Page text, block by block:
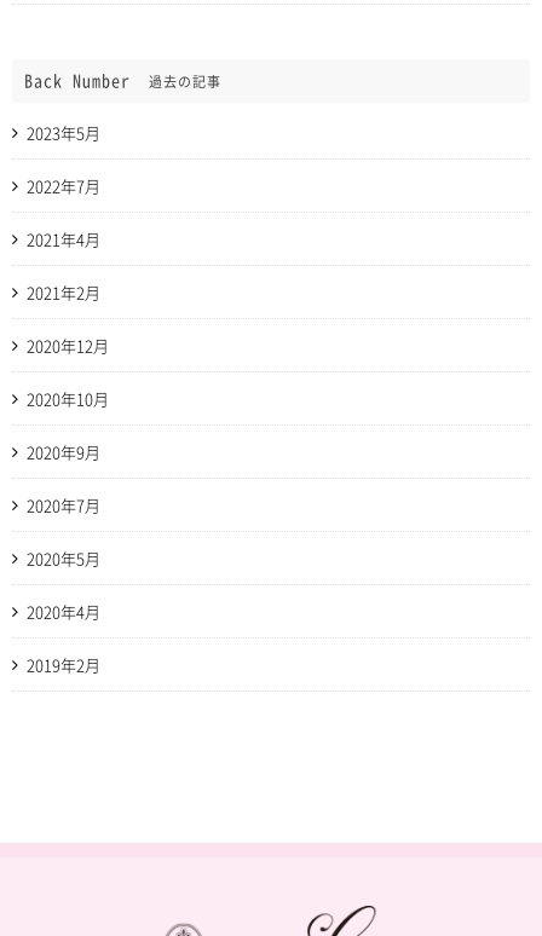
Back Number 過去の記事
2023年5月
2022年7月
2021年4月
2021年2月
2020年12月
2020年10月
2020年9月
2020年7月
2020年5月
2020年4月
2019年2月